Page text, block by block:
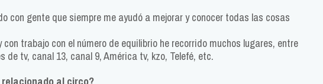
con gente que siempre me ayudó a mejorar y conocer todas las cosas
trabajo con el número de equilibrio he recorrido muchos lugares, entre
de tv, canal 13, canal 9, América tv, kzo, Telefé, etc.